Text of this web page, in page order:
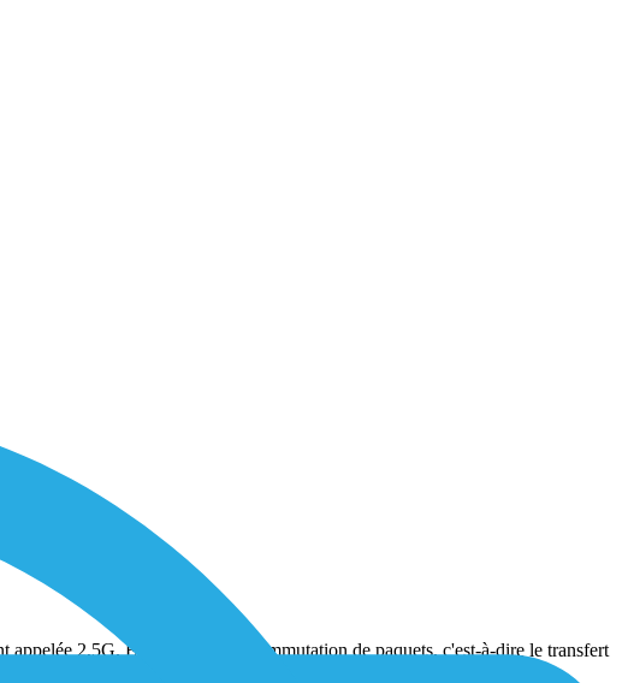
2,5G. Elle implique la commutation de paquets, c'est-à-dire le transfert
appareils et permet d'envoyer ou d'acquérir des données précieuses.